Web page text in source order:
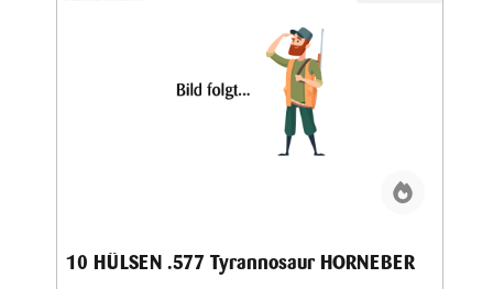
10 HÜLSEN .577 Tyrannosaur HORNEBER